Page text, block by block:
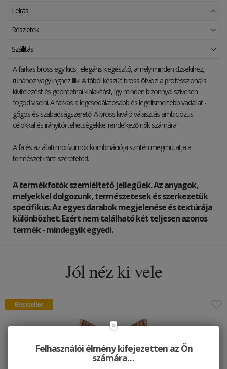
Leírás
Részletek
Szállítás
A farkas bross egy kicsi, elegáns kiegészítő, amely minden dzsekihez,
ruhához vagy inghez illik. A fából készült bross ötvözi a professzionális
kivitelezést és geometriai kialakítást, így minden bizonnyal szívesen
fogod viselni. A farkas a legcsodálatosabb és legelismertebb vadállat -
gőgös és szabadságszerető. A bross kiváló választás ambiciózus
célokkal és irányítói tehetségekkel rendelkező nők számára.
A fa és az állati motívumok kombinációja szintén megmutatja a
természet iránti szereteted.
A termékfotók szemléltető jellegűek. Az anyagok,
melyekkel dolgozunk, természetesek és szerkezetük
specifikus. Az egyes darabok megjelenése és textúrája
különbözhet. Ezért nem található két teljesen azonos
termék - mindegyik egyedi.
Jól néz ki vele
Bestseller
Felhasználói élmény kifejezetten az Ön
számára…